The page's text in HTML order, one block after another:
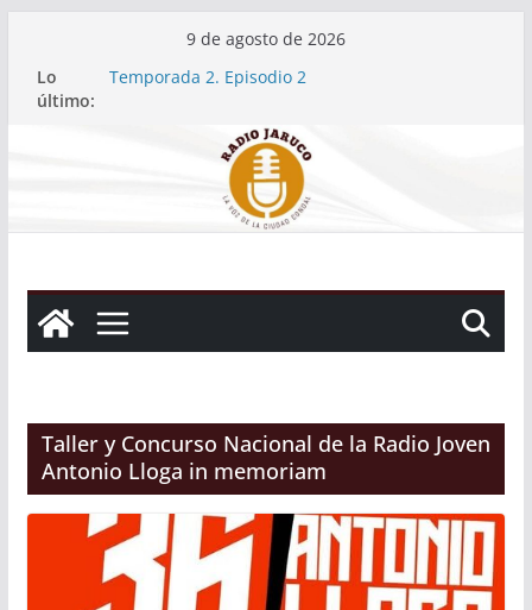
contenido
9 de agosto de 2026
Lo
último:
Temporada 2. Episodio 2
Continúa en Jaruco reforma de contenedor en
Cuba conquista su primera medalla en el
Atletismo de Santo Domingo 2026… y tiene sello
Taller y Concurso Nacional de la Radio Joven
Antonio Lloga in memoriam